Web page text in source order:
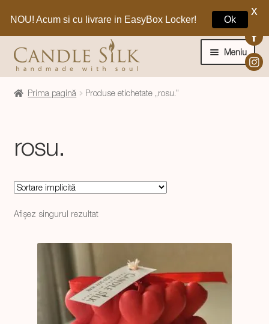
la
navigare
la
conținut
Meniu
Home
Lumanari si decoratiuni
Despre CandleSilk
Cosul Meu
Prima pagină Produse etichetate „rosu.”
rosu.
Afișez singurul rezultat
NOU! Acum si cu livrare in EasyBox Locker! Ok
X